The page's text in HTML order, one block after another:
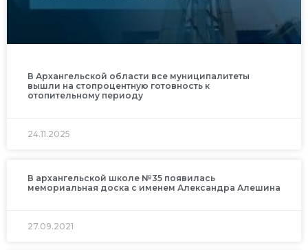
В Архангельской области все муниципалитеты
вышли на стопроцентную готовность к
отопительному периоду
24.11.2025
В архангельской школе №35 появилась
мемориальная доска с именем Александра Алешина
27.09.2021